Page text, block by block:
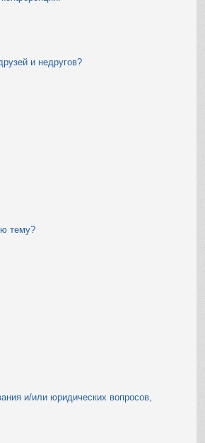
и недругов?
тему?
и/или юридических вопросов,